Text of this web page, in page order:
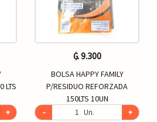
LTS
+
₲. 9.300
BOLSA HAPPY FAMILY
P/RESIDUO REFORZADA
150LTS 10UN
-
Un. +